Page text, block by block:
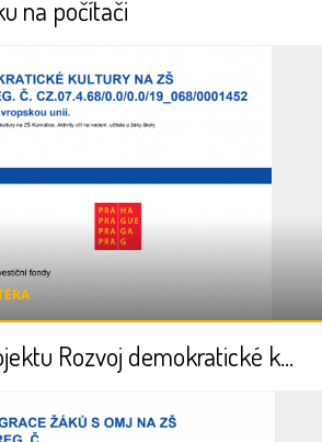
na počítači
Informace o projektu Rozvoj demokratické kultury